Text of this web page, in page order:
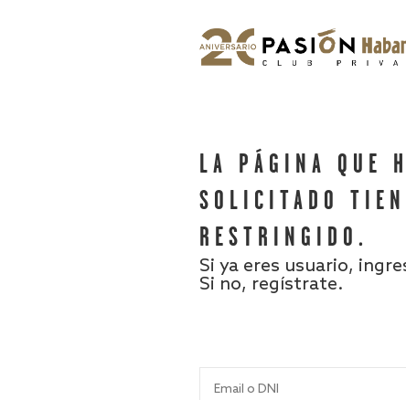
LA PÁGINA QUE
SOLICITADO
RESTRINGIDO.
Si ya eres usuario,
Si no, regístrate.